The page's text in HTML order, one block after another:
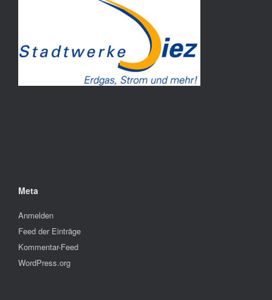
Meta
Anmelden
Feed der Einträge
Kommentar-Feed
WordPress.org